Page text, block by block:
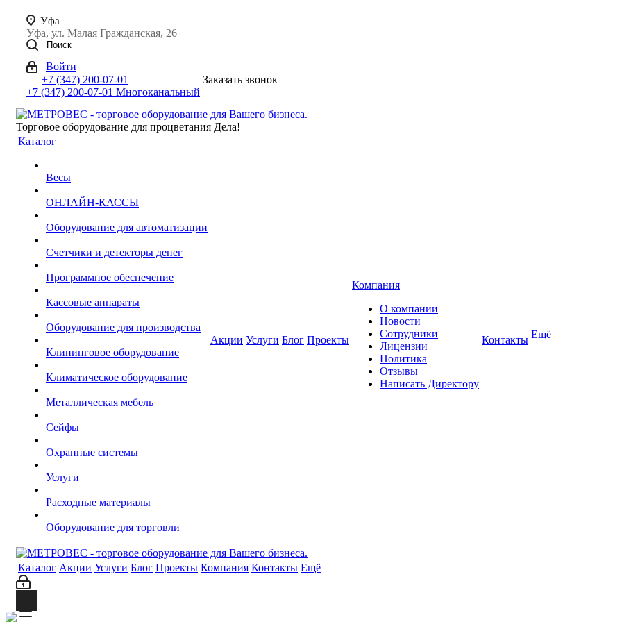
Уфа
Уфа, ул. Малая Гражданская, 26
Поиск
Войти
+7 (347) 200-07-01
+7 (347) 200-07-01 Многоканальный
Заказать звонок
Торговое оборудование для процветания Дела!
Каталог
Весы
ОНЛАЙН-КАССЫ
Оборудование для автоматизации
Счетчики и детекторы денег
Программное обеспечение
Кассовые аппараты
Оборудование для производства
Клининговое оборудование
Климатическое оборудование
Металлическая мебель
Сейфы
Охранные системы
Услуги
Расходные материалы
Оборудование для торговли
Акции Услуги Блог Проекты
Компания
О компании
Новости
Сотрудники
Лицензии
Политика
Отзывы
Написать Директору
Контакты Ещё
Каталог Акции Услуги Блог Проекты Компания Контакты Ещё